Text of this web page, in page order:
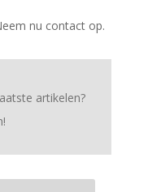
nu contact op.
artikelen?